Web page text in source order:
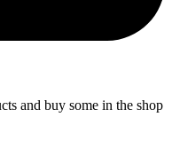
and buy some in the shop